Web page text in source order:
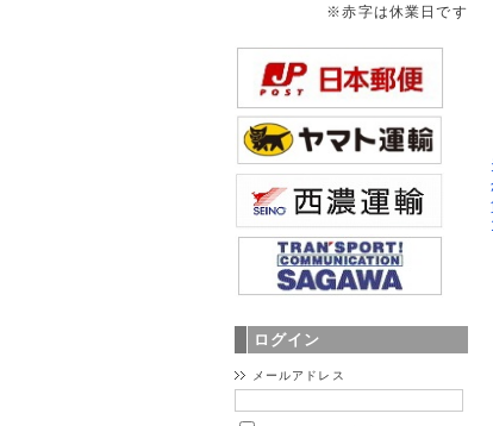
※赤字は休業日です
ログイン
メールアドレス